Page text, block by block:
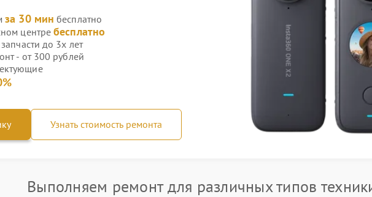
за 30 мин бесплатно
центребесплатно
до 3х лет
- от 300 рублей
Узнать стоимость ремонта
Выполняем ремонт для различных типов